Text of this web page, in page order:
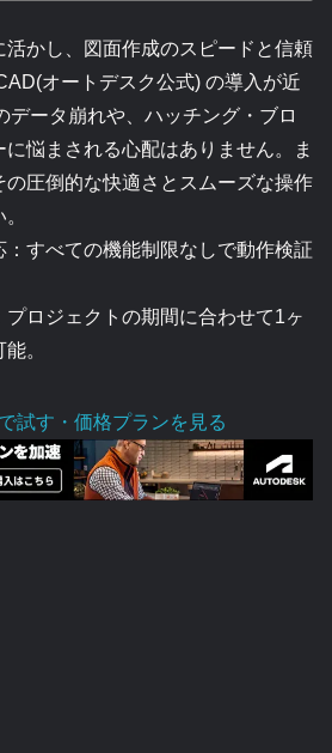
活かし、図面作成のスピードと信頼
オートデスク公式) の導入が近
データ崩れや、ハッチング・ブロ
悩まされる心配はありません。ま
圧倒的な快適さとスムーズな操作
：すべての機能制限なしで動作検証
プロジェクトの期間に合わせて1ヶ
。
試す・価格プランを見る